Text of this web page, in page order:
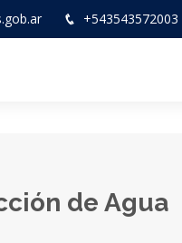
+543543572003
de Agua